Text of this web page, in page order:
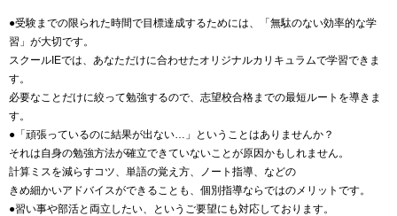
●受験までの限られた時間で目標達成するためには、「無駄のない効率的な学
習」が大切です。
スクールIEでは、あなただけに合わせたオリジナルカリキュラムで学習できま
す。
必要なことだけに絞って勉強するので、志望校合格までの最短ルートを導きま
す。
●「頑張っているのに結果が出ない…」ということはありませんか？
それは自身の勉強方法が確立できていないことが原因かもしれません。
計算ミスを減らすコツ、単語の覚え方、ノート指導、などの
きめ細かいアドバイスができることも、個別指導ならではのメリットです。
●習い事や部活と両立したい、というご要望にも対応しております。